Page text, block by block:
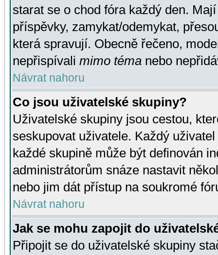
starat se o chod fóra každý den.
příspěvky, zamykat/odemykat,
která spravují. Obecně řečeno,
nepřispívali mimo téma nebo
Návrat nahoru
Co jsou uživatelské skupiny?
Uživatelské skupiny jsou cestou,
seskupovat uživatele. Každý
každé skupině může být definován
administrátorům snáze nastavit
nebo jim dát přístup na soukromé
Návrat nahoru
Jak se mohu zapojit do
Připojit se do uživatelské skupiny